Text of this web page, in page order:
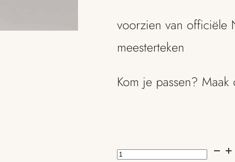
voorzien van officiële
meesterteken
Kom je passen?
organische